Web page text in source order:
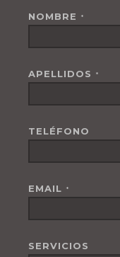
NOMBRE *
APELLIDOS *
TELÉFONO
EMAIL *
SERVICIOS